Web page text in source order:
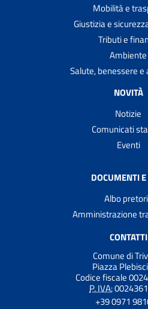
Mobilità e
Giustizia e
Tributi e
Ambiente
Salute, benessere e
NOVITÀ
Notizie
Comunicati
Eventi
DOCUMENTI
Albo
Amministrazione
CONTATTI
Comune di
Piazza
Codice fiscale
P. IVA:
+39 0971